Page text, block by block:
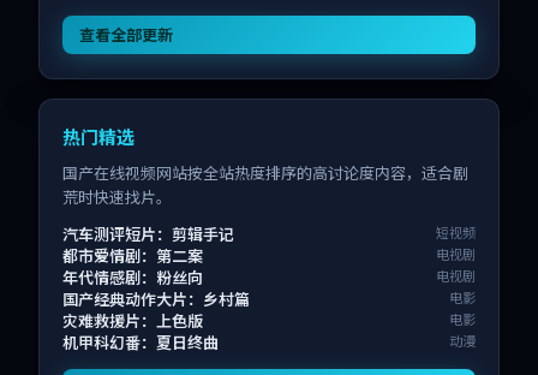
查看全部更新
热门精选
国产在线视频网站按全站热度排序的高讨论度内容，适合剧
荒时快速找片。
汽车测评短片：剪辑手记
短视频
都市爱情剧：第二案 电视剧
年代情感剧：粉丝向 电视剧
国产经典动作大片：乡村篇 电影
灾难救援片：上色版 电影
机甲科幻番：夏日终曲 动漫